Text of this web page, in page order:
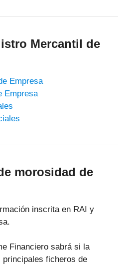
Mercantil de
Empresa
Empresa
morosidad de
inscrita en RAI y
Financiero sabrá si la
ficheros de